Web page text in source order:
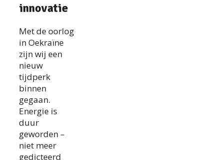
innovatie
Met de oorlog
in Oekraïne
zijn wij een
nieuw
tijdperk
binnen
gegaan.
Energie is
duur
geworden –
niet meer
gedicteerd